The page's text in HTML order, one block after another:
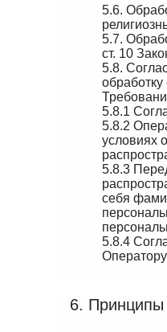
5.6.
5.7.
ст. 10
5.8.
5.8.1
5.8.2
условиях
5.8.3
себя
5.8.4
6. Принципы